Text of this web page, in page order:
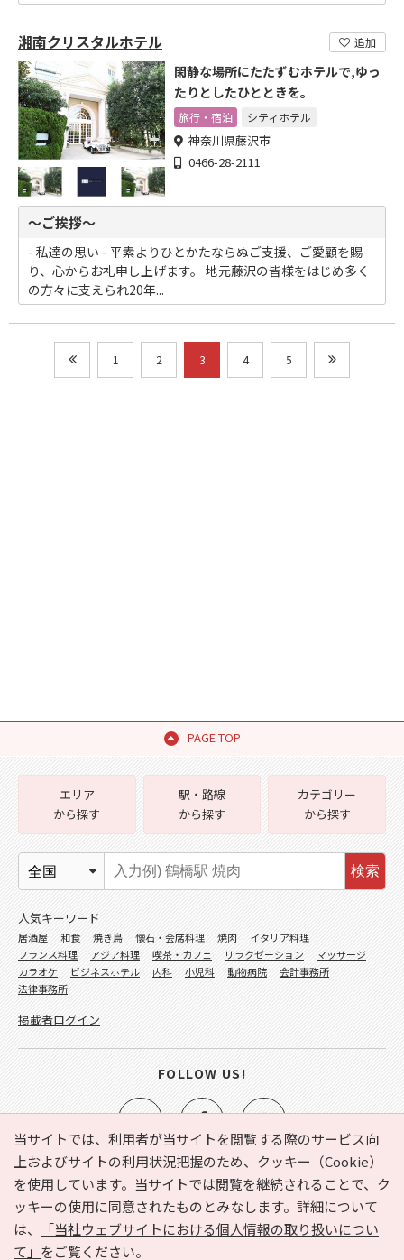
湘南クリスタルホテル 追加
閑静な場所にたたずむホテルで,ゆっ
たりとしたひとときを。
旅行・宿泊 シティホテル
神奈川県藤沢市
0466-28-2111
～ご挨拶～
- 私達の思い - 平素よりひとかたならぬご支援、ご愛顧を賜
り、心からお礼申し上げます。 地元藤沢の皆様をはじめ多く
の方々に支えられ20年...
1 2 3 4 5
PAGE TOP
当サイトでは、利用者が当サイトを閲覧する際のサービス向
上およびサイトの利用状況把握のため、クッキー（Cookie）
を使用しています。当サイトでは閲覧を継続されることで、ク
ッキーの使用に同意されたものとみなします。詳細について
は、
「当社ウェブサイトにおける個人情報の取り扱いについ
て」 をご覧ください。
e-NAVITA（イーナビタ）とは？ お気に入り
ヘルプ
利用規約
個人情報の取り扱いについて
運営会社
サイトマップ
広告掲載に関するお問い合わせ
エリア
から探す
駅・路線
から探す
カテゴリー
から探す
検索
人気キーワード
居酒屋 和食 焼き鳥 懐石・会席料理 焼肉
イタリア料理
フランス料理
アジア料理 喫茶・カフェ リラクゼーション
マッサージ
カラオケ
ビジネスホテル 内科 小児科 動物病院
会計事務所
法律事務所
掲載者ログイン
FOLLOW US!